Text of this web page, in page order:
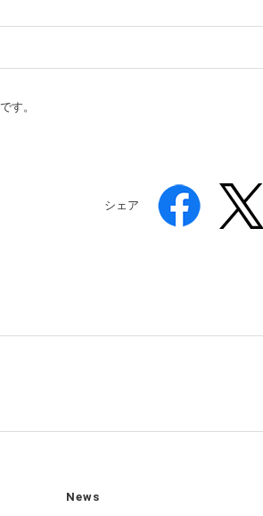
す。
シェア
News